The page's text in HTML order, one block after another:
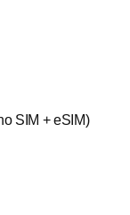
SIM + eSIM)